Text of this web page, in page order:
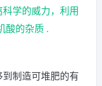
学的威力，利用
酸的杂质 .
制造可堆肥的有